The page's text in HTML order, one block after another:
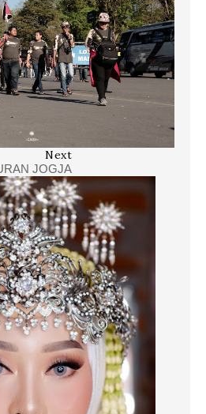
Next
JOGJA